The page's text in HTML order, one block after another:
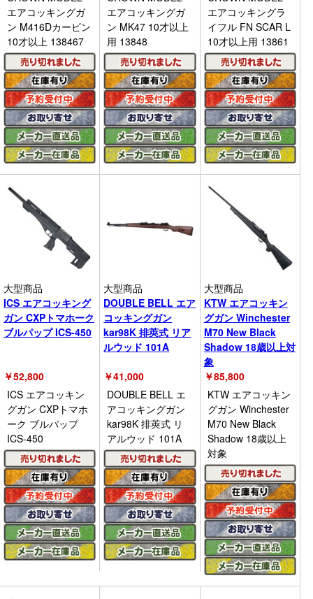
エアコッキングガ
ン M416Dカービン
10才以上 138467
エアコッキングガ
ン MK47 10才以上
用 13848
エアコッキングラ
イフル FN SCAR L
10才以上用 13861
大型商品
ICS エアコッキング
ガン CXPトマホーク
ブルパップ ICS-450
￥52,800
ICS エアコッキン
グガン CXPトマホ
ーク ブルパップ
ICS-450
大型商品
DOUBLE BELL エア
コッキングガン
kar98K 排莢式 リア
ルウッド 101A
￥41,000
DOUBLE BELL エ
アコッキングガン
kar98K 排莢式 リ
アルウッド 101A
大型商品
KTW エアコッキン
グガン Winchester
M70 New Black
Shadow 18歳以上対
象
￥85,800
KTW エアコッキン
グガン Winchester
M70 New Black
Shadow 18歳以上
対象